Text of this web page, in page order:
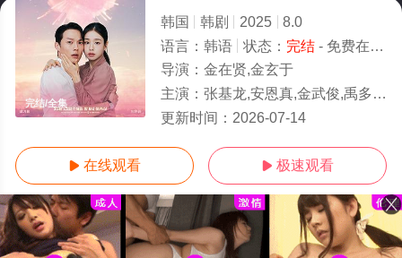
完结/全集
韩国 韩剧 2025
8.0
语言： 韩语 状态： 完结- 免费在线观看
导演： 金在贤,金玄于
主演： 张基龙,安恩真,金武俊,禹多备,崔广日,南基爱,郑嘉熙,车美京,金秀雅,崔子允,徐尚沅,徐正妍
更新时间： 2026-07-14
 在线观看  极速观看